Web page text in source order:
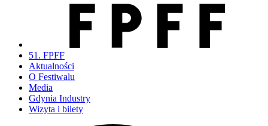
51. FPFF
Aktualności
O Festiwalu
Media
Gdynia Industry
Wizyta i bilety